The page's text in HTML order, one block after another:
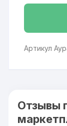
Артикул
Отзывы